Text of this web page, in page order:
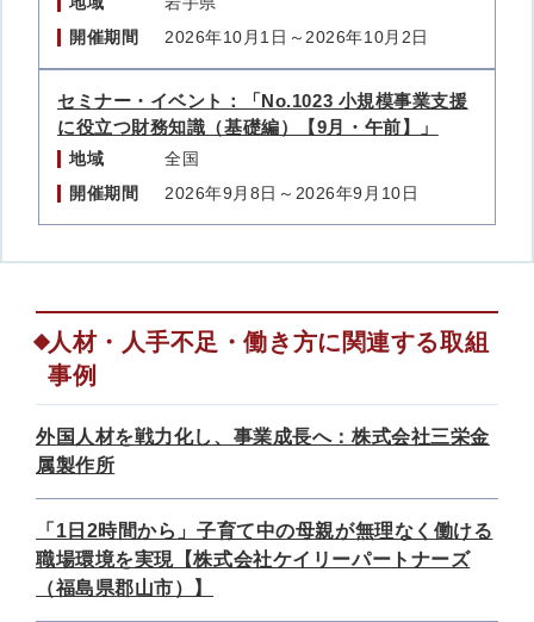
開催期間
2026年10月1日～2026年10月2日
セミナー・イベント：「No.1023 小規模事業支援
に役立つ財務知識（基礎編）【9月・午前】」
地域
全国
開催期間
2026年9月8日～2026年9月10日
人材・人手不足・働き方に関連する取組
事例
外国人材を戦力化し、事業成長へ：株式会社三栄金
属製作所
「1日2時間から」子育て中の母親が無理なく働ける
職場環境を実現【株式会社ケイリーパートナーズ
（福島県郡山市）】